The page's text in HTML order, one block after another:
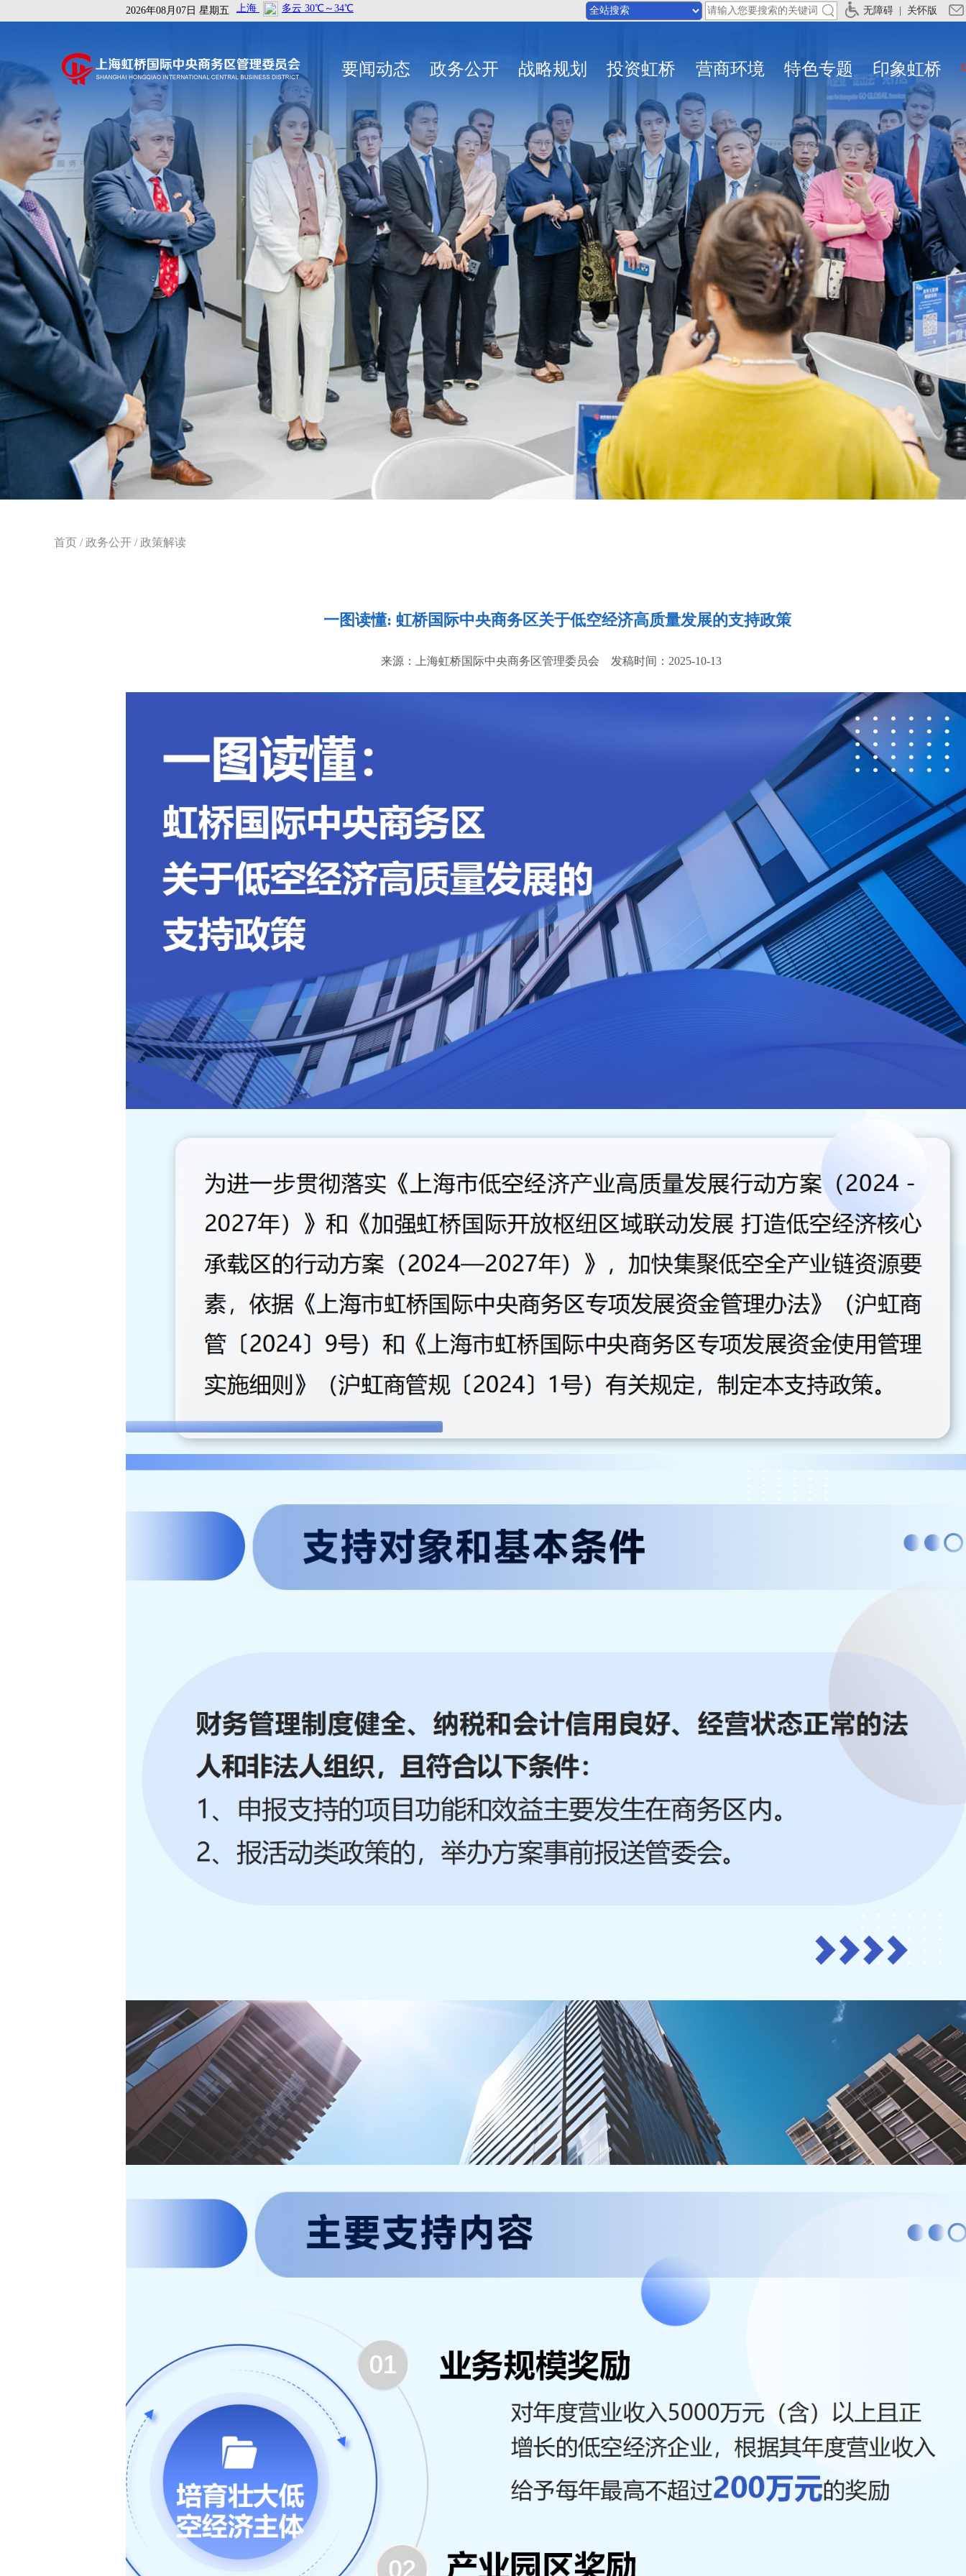
2026年08月07日 星期五 无障碍 关怀版
要闻动态 政务公开 战略规划 投资虹桥 营商环境 特色专题 印象虹桥
首页 /政务公开 /政策解读
一图读懂: 虹桥国际中央商务区关于低空经济高质量发展的支持政策
来源：上海虹桥国际中央商务区管理委员会 发稿时间：2025-10-13